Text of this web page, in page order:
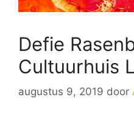
Defie
Cultuurhuis
augustus 9, 2019 door